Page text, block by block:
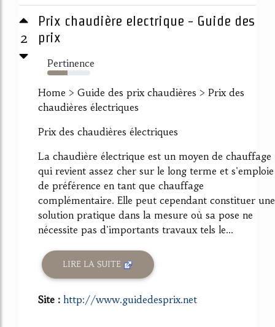
2
Prix chaudière electrique - Guide des
prix
Pertinence
47%
Home > Guide des prix chaudières > Prix des
chaudières électriques
Prix des chaudières électriques
La chaudière électrique est un moyen de chauffage
qui revient assez cher sur le long terme et s'emploie
de préférence en tant que chauffage
complémentaire. Elle peut cependant constituer une
solution pratique dans la mesure où sa pose ne
nécessite pas d'importants travaux tels le...
LIRE LA SUITE
Site : http://www.guidedesprix.net